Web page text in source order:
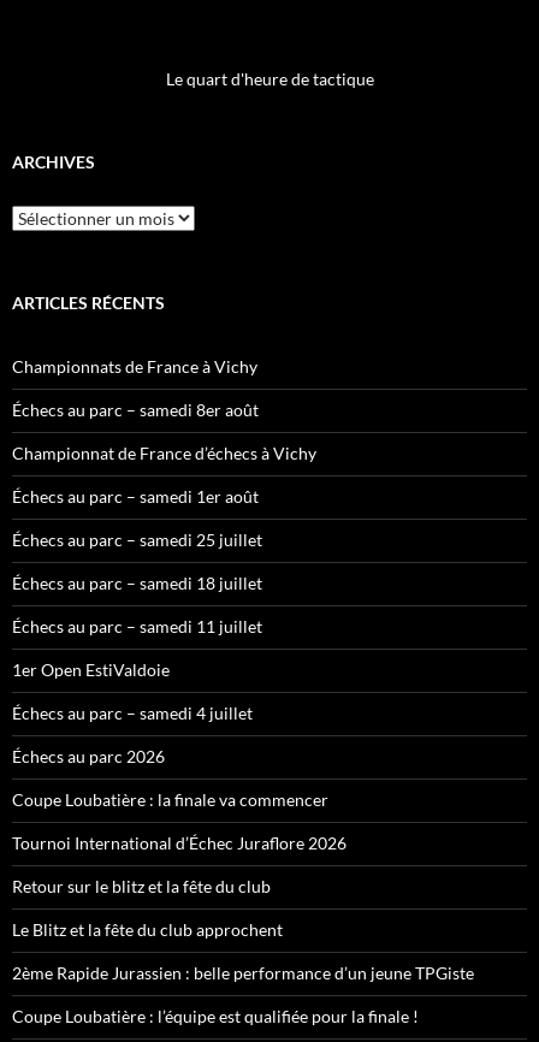
Le quart d'heure de tactique
ARCHIVES
Archives
ARTICLES RÉCENTS
Championnats de France à Vichy
Échecs au parc – samedi 8er août
Championnat de France d’échecs à Vichy
Échecs au parc – samedi 1er août
Échecs au parc – samedi 25 juillet
Échecs au parc – samedi 18 juillet
Échecs au parc – samedi 11 juillet
1er Open EstiValdoie
Échecs au parc – samedi 4 juillet
Échecs au parc 2026
Coupe Loubatière : la finale va commencer
Tournoi International d’Échec Juraflore 2026
Retour sur le blitz et la fête du club
Le Blitz et la fête du club approchent
2ème Rapide Jurassien : belle performance d’un jeune TPGiste
Coupe Loubatière : l’équipe est qualifiée pour la finale !